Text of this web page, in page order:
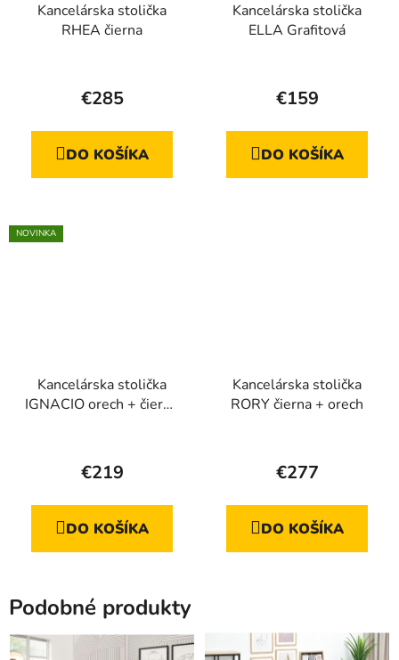
Kancelárska stolička
RHEA čierna
€285
DO KOŠÍKA
Kancelárska stolička
ELLA Grafitová
€159
DO KOŠÍKA
NOVINKA
Kancelárska stolička
IGNACIO orech + čierne
€219
DO KOŠÍKA
Kancelárska stolička
RORY čierna + orech
€277
DO KOŠÍKA
Podobné produkty